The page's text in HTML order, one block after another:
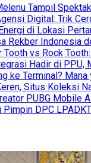
Tampil
Digital: Trik
di Lokasi
Rekber Indonesia
vs Rock
Hadir di PPU,
ke Terminal?
Situs Koleksi
PUBG Mobile
DPC